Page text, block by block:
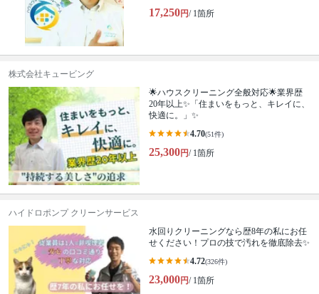
17,250円/ 1箇所
株式会社キュービング
🌟ハウスクリーニング全般対応🌟業界歴
20年以上✨「住まいをもっと、キレイに、
快適に。」✨
4.70(51件)
25,300円/ 1箇所
ハイドロポンプ クリーンサービス
水回りクリーニングなら歴8年の私にお任
せください！プロの技で汚れを徹底除去✨
4.72(326件)
23,000円/ 1箇所